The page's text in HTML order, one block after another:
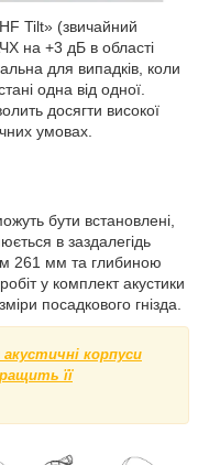
Tilt» (звичайний
на +3 дБ в області
для випадків, коли
одна від одної.
досягти високої
умовах.
бути встановлені,
в заздалегідь
261 мм та глибиною
у комплект акустики
посадкового гнізда.
корпуси
її